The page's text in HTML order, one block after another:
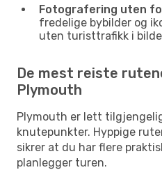
Fotografering uten
fredelige bybilder og
uten turisttrafikk i
De mest reiste
Plymouth
Plymouth er lett
knutepunkter. Hyppige
sikrer at du har flere
planlegger turen.